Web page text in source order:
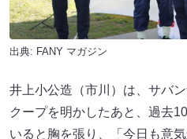
出典: FANY マガジン
井上小公造（市川）は、サバ
クープを明かしたあと、過去
いると胸を張り、「今日も意